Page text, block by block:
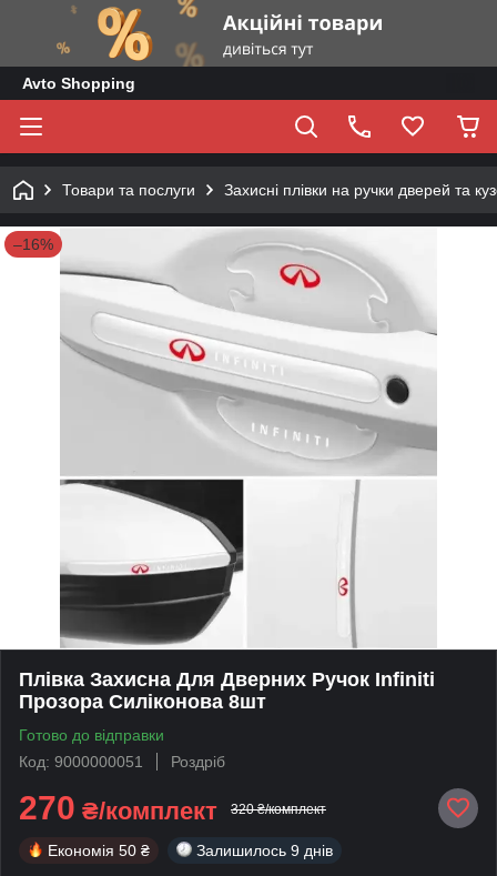
Avto Shopping
Товари та послуги Захисні плівки на ручки дверей та
–16%
Плівка Захисна Для Дверних Ручок Infiniti
Прозора Силіконова 8шт
Готово до відправки
Код: 9000000051
Роздріб
270 ₴/комплект 320 ₴/комплект
Економія 50 ₴ Залишилось 9 днів